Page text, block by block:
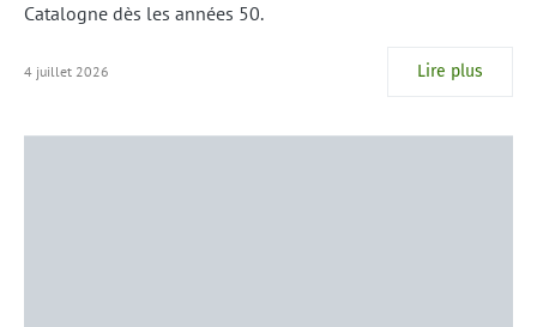
Catalogne dès les années 50.
4 juillet 2026 Lire plus